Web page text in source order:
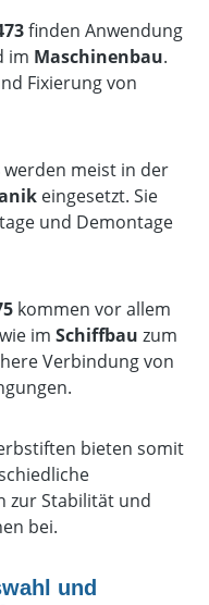
finden Anwendung
im Maschinenbau.
Fixierung von
werden meist in der
eingesetzt. Sie
und Demontage
kommen vor allem
im Schiffbau zum
Verbindung von
bieten somit
zur Stabilität und
bei.
und